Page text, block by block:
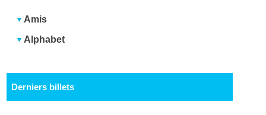
Amis
Alphabet
Derniers billets